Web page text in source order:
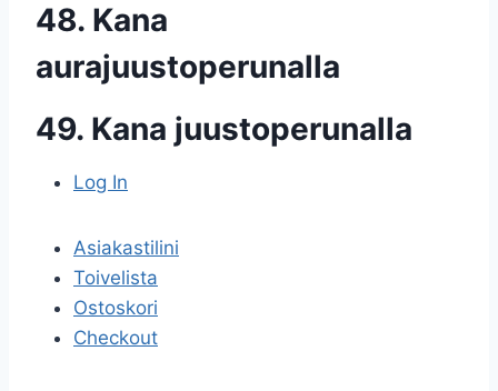
48. Kana
aurajuustoperunalla
49. Kana juustoperunalla
Log In
Asiakastilini
Toivelista
Ostoskori
Checkout